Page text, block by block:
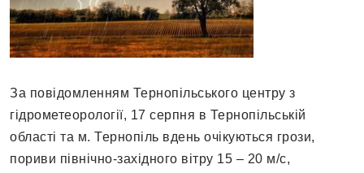
За повідомленням Тернопільського центру з
гідрометеорології, 17 серпня в Тернопільській
області та м. Тернопіль вдень очікуються грози,
пориви північно-західного вітру 15 – 20 м/с,